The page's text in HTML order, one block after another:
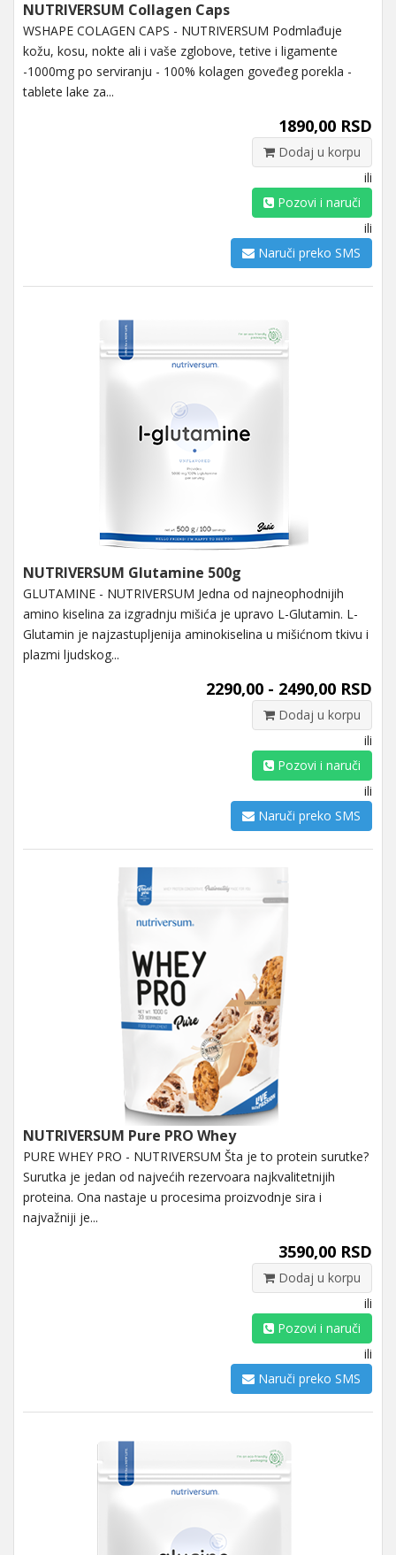
NUTRIVERSUM Collagen Caps
WSHAPE COLAGEN CAPS - NUTRIVERSUM Podmlađuje
kožu, kosu, nokte ali i vaše zglobove, tetive i ligamente
-1000mg po serviranju - 100% kolagen goveđeg porekla -
tablete lake za...
1890,00 RSD
Dodaj u korpu
ili
Pozovi i naruči
ili
Naruči preko SMS
NUTRIVERSUM Glutamine 500g
GLUTAMINE - NUTRIVERSUM Jedna od najneophodnijih
amino kiselina za izgradnju mišića je upravo L-Glutamin. L-
Glutamin je najzastupljenija aminokiselina u mišićnom tkivu i
plazmi ljudskog...
2290,00 - 2490,00 RSD
Dodaj u korpu
ili
Pozovi i naruči
ili
Naruči preko SMS
NUTRIVERSUM Pure PRO Whey
PURE WHEY PRO - NUTRIVERSUM Šta je to protein surutke?
Surutka je jedan od najvećih rezervoara najkvalitetnijih
proteina. Ona nastaje u procesima proizvodnje sira i
najvažniji je...
3590,00 RSD
Dodaj u korpu
ili
Pozovi i naruči
ili
Naruči preko SMS